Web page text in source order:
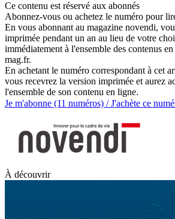
Ce contenu est réservé aux abonnés
Abonnez-vous ou achetez le numéro pour
En vous abonnant au magazine novendi,
imprimée pendant un an au lieu de votre
immédiatement à l'ensemble des contenus
mag.fr.
En achetant le numéro correspondant à cet
vous recevrez la version imprimée et aurez
l'ensemble de son contenu en ligne.
Je m'abonne (11 numéros) / J'achète ce
À découvrir